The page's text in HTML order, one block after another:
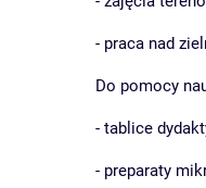
- praca nad
Do pomocy
- tablice
- preparaty